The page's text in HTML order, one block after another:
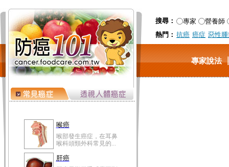
搜尋： 專家
營養師
熱門： 抗癌 癌症 惡性
專家說法
喉癌
喉部發生癌症，在耳鼻
喉科頭頸外科常見的...
肝癌